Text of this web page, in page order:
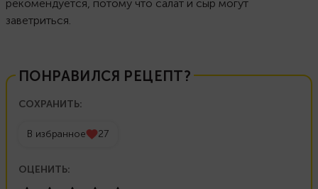
рекомендуется, потому что салат и сыр могут
заветриться.
ПОНРАВИЛСЯ РЕЦЕПТ?
СОХРАНИТЬ:
В избранное 27
ОЦЕНИТЬ: